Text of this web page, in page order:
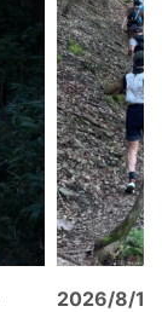
2026/8/